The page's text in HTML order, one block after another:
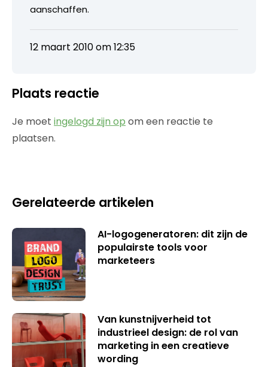
aanschaffen.
12 maart 2010 om 12:35
Plaats reactie
Je moet ingelogd zijn op om een reactie te
plaatsen.
Gerelateerde artikelen
AI-logogeneratoren: dit zijn de
populairste tools voor
marketeers
Van kunstnijverheid tot
industrieel design: de rol van
marketing in een creatieve
wording